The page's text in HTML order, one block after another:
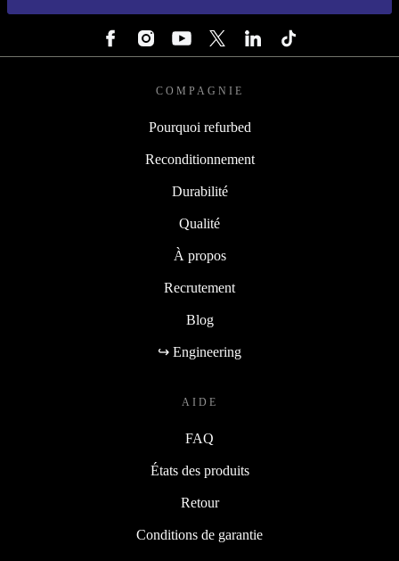
COMPAGNIE
Pourquoi refurbed
Reconditionnement
Durabilité
Qualité
À propos
Recrutement
Blog
↪ Engineering
AIDE
FAQ
États des produits
Retour
Conditions de garantie